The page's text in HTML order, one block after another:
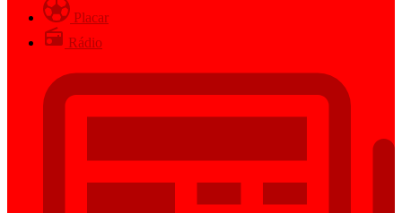
Placar
Rádio